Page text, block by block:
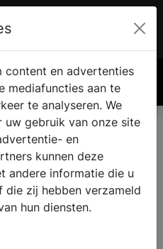
€ 0.00
content en advertenties
mediafuncties aan te
te analyseren. We
gebruik van onze site
en
kunnen deze
andere informatie die u
zij hebben verzameld
hun diensten.